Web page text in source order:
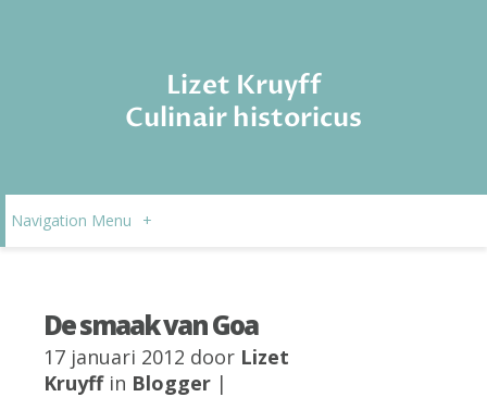
Lizet Kruyff
Culinair historicus
Navigation Menu +
De smaak van Goa
17 januari 2012 door Lizet
Kruyffin Blogger |